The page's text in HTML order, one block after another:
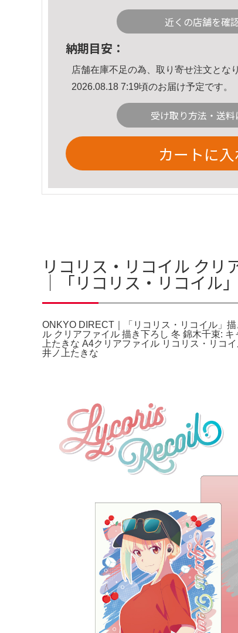
近くの店舗を確
納期目安：
店舗在庫不足の為、取り寄せ注文とな
2026.08.18 7:19頃のお届け予定です。
受け取り方法・送料
カートに
リコリス・リコイル クリ
｜「リコリス・リコイル
ONKYO DIRECT｜「リコリス・リコイル」
ル クリアファイル 描き下ろし 冬 錦木千束:
上たきな A4クリアファイル リコリス・リコ
井ノ上たきな